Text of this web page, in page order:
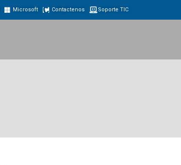
Microsoft Contactenos Soporte TIC